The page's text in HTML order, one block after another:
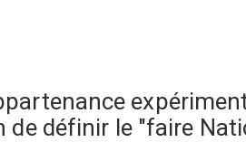
de définir le "faire